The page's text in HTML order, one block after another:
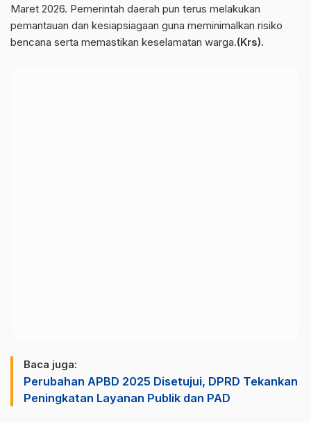
Maret 2026. Pemerintah daerah pun terus melakukan
pemantauan dan kesiapsiagaan guna meminimalkan risiko
bencana serta memastikan keselamatan warga.(Krs).
Baca juga:
Perubahan APBD 2025 Disetujui, DPRD Tekankan
Peningkatan Layanan Publik dan PAD